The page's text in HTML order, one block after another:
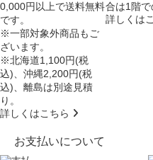
0,000円以上で送料無料
です。
※一部対象外商品もご
ざいます。
※北海道1,100円(税
込)、沖縄2,200円(税
込)、離島は別途見積
り。
詳しくはこちら
合は1階
詳しくは
お支払いについて